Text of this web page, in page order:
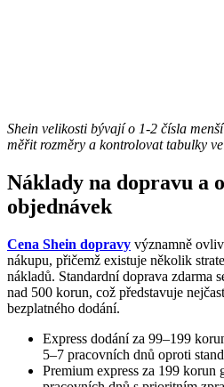
Shein velikosti bývají o 1-2 čísla
měřit rozměry a kontrolovat tabulky
Náklady na dopravu a
objednávek
Cena Shein dopravy významně
nákupu, přičemž existuje několik
nákladů. Standardní doprava zdarma
nad 500 korun, což představuje
bezplatného dodání.
Express dodání za 99–199
5–7 pracovních dnů oproti
Premium express za 199 korun